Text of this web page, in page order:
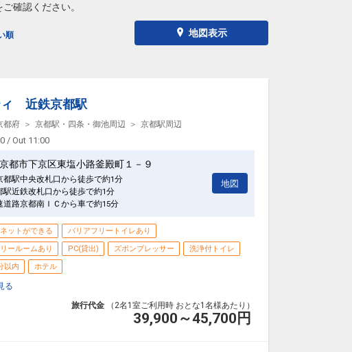
確認ください。
地図表示
順
ィ 近鉄京都駅
都府 京都駅・四条・御池周辺 京都駅周辺
/ Out 11:00
都市下京区東塩小路釜殿町１－９
都駅中央改札口から徒歩で約1分
駅近鉄改札口から徒歩で約1分
道路京都南ＩＣから車で約15分
地図
ットができる
バリアフリートイレあり
ールームあり
PC(貸出) ズボンプレッサー
洗浄付トイレ
以内
ホテル
る
旅行代金 （2名1室ご利用時 おとな1名様あたり）
39,900～45,700 円